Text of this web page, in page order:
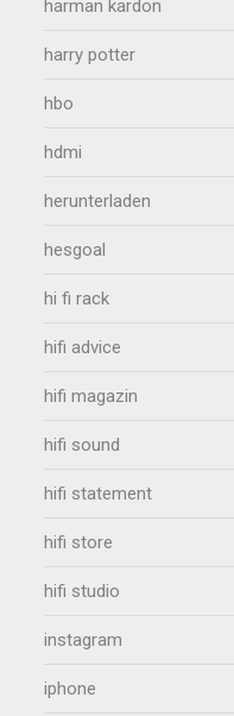
harman kardon
harry potter
hbo
hdmi
herunterladen
hesgoal
hi fi rack
hifi advice
hifi magazin
hifi sound
hifi statement
hifi store
hifi studio
instagram
iphone